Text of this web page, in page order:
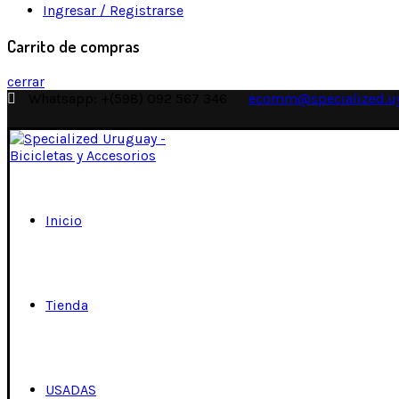
Ingresar / Registrarse
Carrito de compras
cerrar
Inicio
Tienda
USADAS